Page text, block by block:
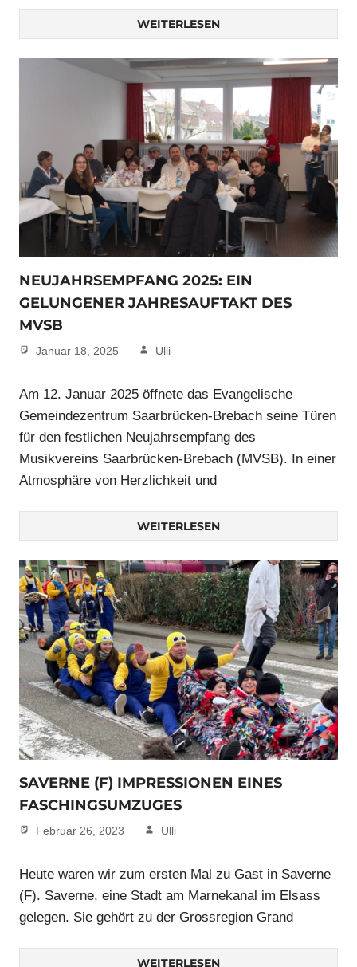
WEITERLESEN
NEUJAHRSEMPFANG 2025: EIN
GELUNGENER JAHRESAUFTAKT DES
MVSB
Januar 18, 2025 Ulli
Am 12. Januar 2025 öffnete das Evangelische
Gemeindezentrum Saarbrücken-Brebach seine Türen
für den festlichen Neujahrsempfang des
Musikvereins Saarbrücken-Brebach (MVSB). In einer
Atmosphäre von Herzlichkeit und
WEITERLESEN
SAVERNE (F) IMPRESSIONEN EINES
FASCHINGSUMZUGES
Februar 26, 2023 Ulli
Heute waren wir zum ersten Mal zu Gast in Saverne
(F). Saverne, eine Stadt am Marnekanal im Elsass
gelegen. Sie gehört zu der Grossregion Grand
WEITERLESEN